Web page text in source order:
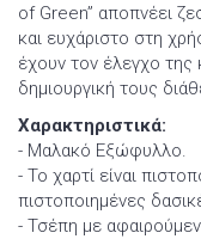
of Green” αποπνέει
και ευχάριστο στη
έχουν τον έλεγχο της
δημιουργική τους
Χαρακτηριστικά:
- Μαλακό Εξώφυλλο.
- Το χαρτί είναι
πιστοποιημένες
- Τσέπη με